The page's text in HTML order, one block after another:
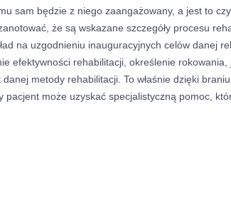
sam będzie z niego zaangażowany, a jest to
że są wskazane szczegóły procesu
na uzgodnieniu inauguracyjnych celów danej
efektywności rehabilitacji, określenie rokowania,
metody rehabilitacji. To właśnie dzięki
pacjent może uzyskać specjalistyczną pomoc,